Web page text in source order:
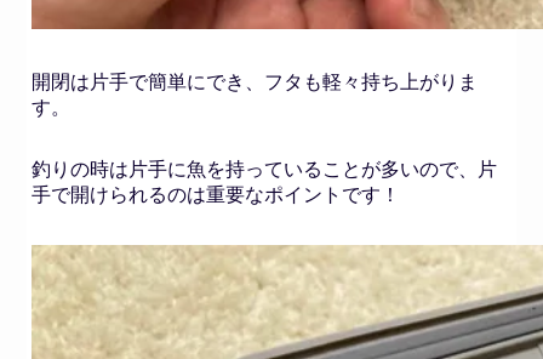
開閉は片手で簡単にでき、フタも軽々持ち上がりま
す。
釣りの時は片手に魚を持っていることが多いので、片
手で開けられるのは重要なポイントです！